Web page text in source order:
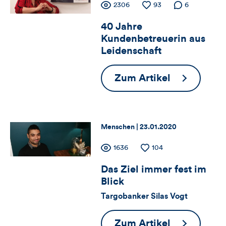
für
Zähler
für
Views,
Likes
und
dieses
Artikels
Anzahl
Views
2306
Anzahl
Likes
93
Anzahl der
6
40 Jahre
Kundenbetreuerin aus
Leidenschaft
Zum Artikel
Jahre
aus
Thema:
Menschen | Datum:
23.01.2020
Zähler
für
Views,
Likes
Anzahl
Views
1636
Anzahl
Likes
104
Das Ziel immer fest im
Blick
Targobanker Silas Vogt
Zum Artikel
Das